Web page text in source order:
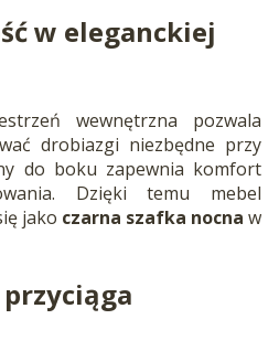
w eleganckiej
wewnętrzna pozwala
drobiazgi niezbędne przy
do boku zapewnia komfort
Dzięki temu mebel
jako czarna szafka nocna w